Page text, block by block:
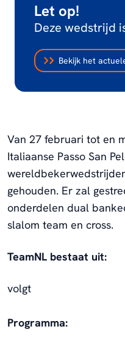
Let op!
Deze wedstrijd
Bekijk het
Van 27 februari tot en
Italiaanse Passo San
gehouden. Er zal
onderdelen dual
slalom team en cross.
TeamNL bestaat uit:
volgt
Programma: